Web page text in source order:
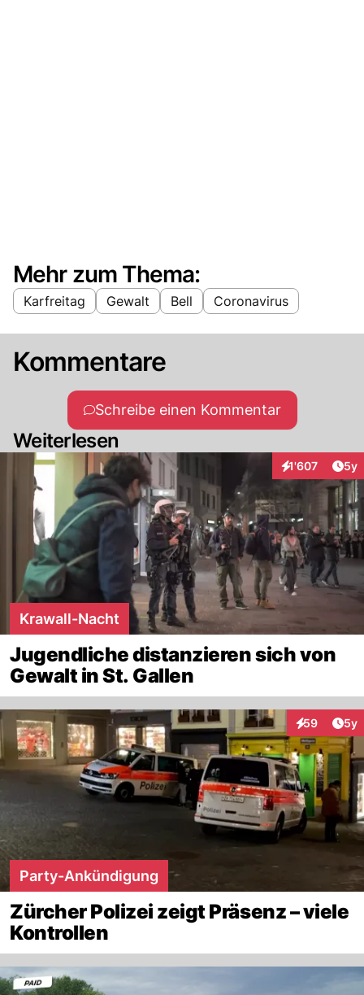
Mehr zum Thema:
Karfreitag Gewalt Bell Coronavirus
Kommentare
Schreibe einen Kommentar
Weiterlesen
1'607
Interaktionen5y
Krawall-Nacht
Jugendliche distanzieren sich von
Gewalt in St. Gallen
59
Interaktionen
5y
Party-Ankündigung
Zürcher Polizei zeigt Präsenz – viele
Kontrollen